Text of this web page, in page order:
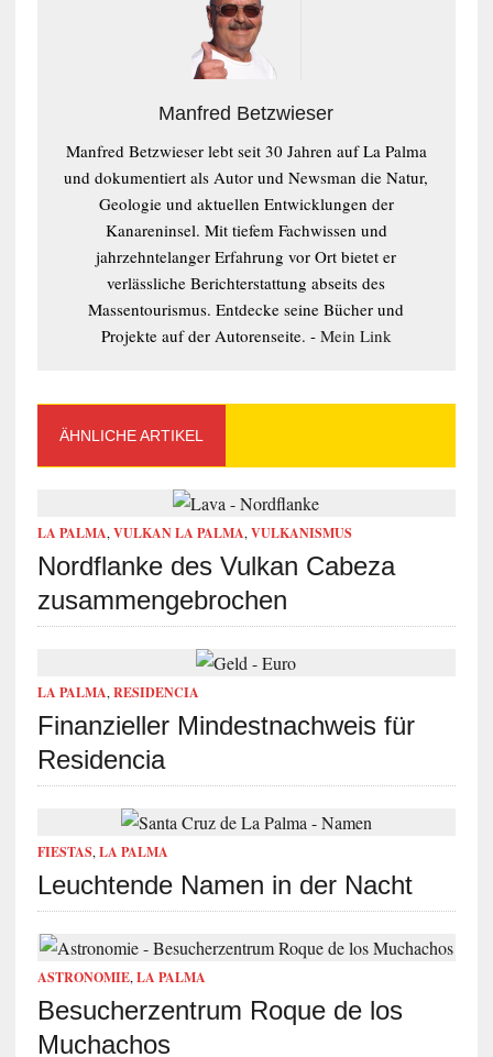
Manfred Betzwieser
Manfred Betzwieser lebt seit 30 Jahren auf La Palma
und dokumentiert als Autor und Newsman die Natur,
Geologie und aktuellen Entwicklungen der
Kanareninsel. Mit tiefem Fachwissen und
jahrzehntelanger Erfahrung vor Ort bietet er
verlässliche Berichterstattung abseits des
Massentourismus. Entdecke seine Bücher und
Projekte auf der Autorenseite. - Mein Link
ÄHNLICHE ARTIKEL
LA PALMA, VULKAN LA PALMA, VULKANISMUS
Nordflanke des Vulkan Cabeza
zusammengebrochen
LA PALMA, RESIDENCIA
Finanzieller Mindestnachweis für
Residencia
FIESTAS, LA PALMA
Leuchtende Namen in der Nacht
ASTRONOMIE, LA PALMA
Besucherzentrum Roque de los
Muchachos